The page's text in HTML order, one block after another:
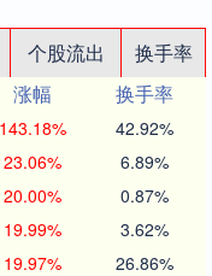
个股流出
换手率
涨幅
换手率
143.18% 42.92%
23.06% 6.89%
20.00% 0.87%
19.99% 3.62%
19.97% 26.86%